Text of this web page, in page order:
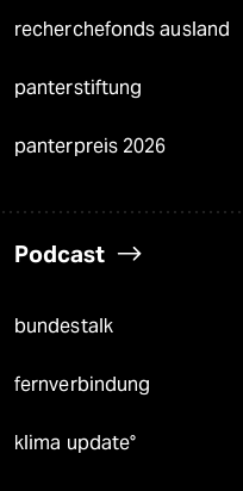
recherchefonds ausland
panterstiftung
panterpreis 2026
Podcast
bundestalk
fernverbindung
klima update°